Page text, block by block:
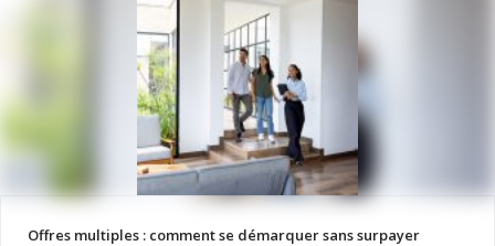
Offres multiples : comment se démarquer sans surpayer